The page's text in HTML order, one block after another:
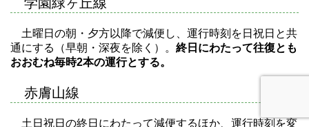
土曜日の朝・夕方以降で減便し、運行時刻を日祝日と共
通にする（早朝・深夜を除く）。 終日にわたって往復とも
おおむね毎時2本の運行とする。
赤膚山線
土日祝日の終日にわたって減便するほか、運行時刻を変